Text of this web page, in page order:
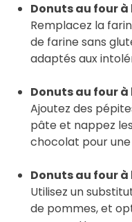
Donuts au four
Remplacez la
de farine sans
adaptés aux
Donuts au four
Ajoutez des
pâte et nappez
chocolat pour
Donuts au four
Utilisez un
de pommes, et